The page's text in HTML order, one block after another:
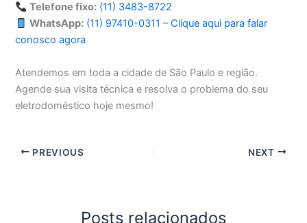
Telefone fixo: (11) 3483-8722
WhatsApp: (11) 97410-0311 – Clique aqui para falar
conosco agora
Atendemos em toda a cidade de São Paulo e região.
Agende sua visita técnica e resolva o problema do seu
eletrodoméstico hoje mesmo!
PREVIOUS NEXT
Posts relacionados